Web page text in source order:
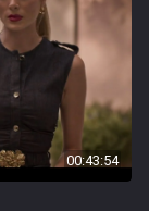
00:43:54